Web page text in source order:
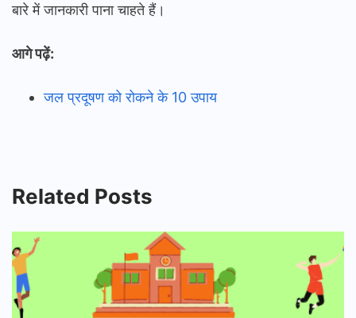
बारे में जानकारी पाना चाहते हैं।
आगे पढ़ें:
जल प्रदूषण को रोकने के 10 उपाय
Related Posts